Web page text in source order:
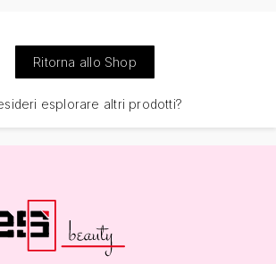
Ritorna allo Shop
esplorare altri prodotti?